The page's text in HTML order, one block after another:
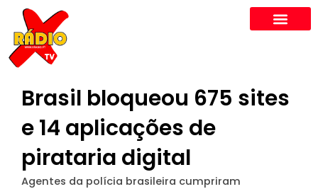
content
Brasil bloqueou 675 sites
e 14 aplicações de
pirataria digital
Agentes da polícia brasileira cumpriram